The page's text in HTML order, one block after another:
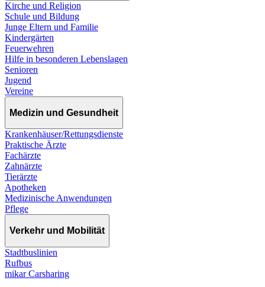
Kirche und Religion
Schule und Bildung
Junge Eltern und Familie
Kindergärten
Feuerwehren
Hilfe in besonderen Lebenslagen
Senioren
Jugend
Vereine
Medizin und Gesundheit
Krankenhäuser/Rettungsdienste
Praktische Ärzte
Fachärzte
Zahnärzte
Tierärzte
Apotheken
Medizinische Anwendungen
Pflege
Verkehr und Mobilität
Stadtbuslinien
Rufbus
mikar Carsharing